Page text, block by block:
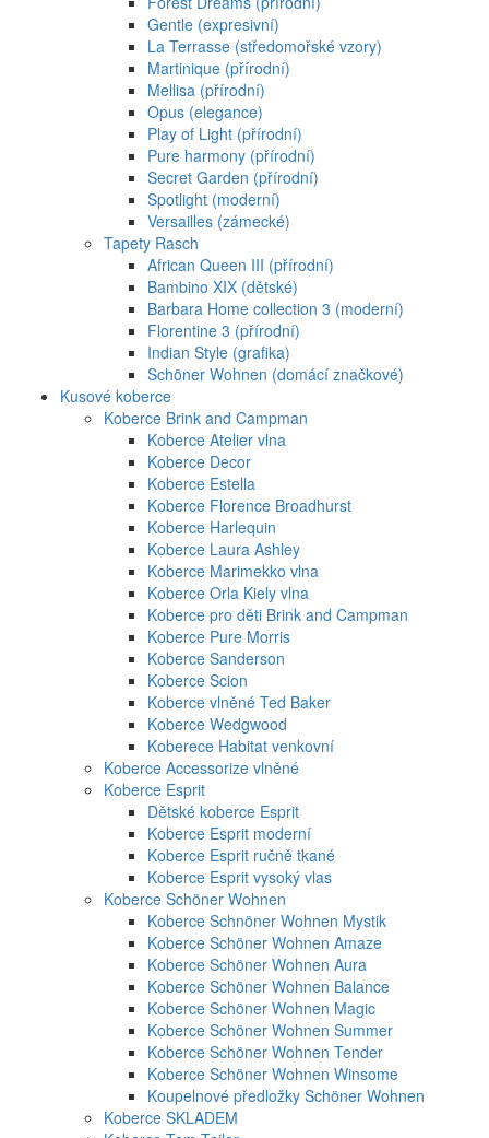
Gentle (expresivní)
La Terrasse (středomořské vzory)
Martinique (přírodní)
Mellisa (přírodní)
Opus (elegance)
Play of Light (přírodní)
Pure harmony (přírodní)
Secret Garden (přírodní)
Spotlight (moderní)
Versailles (zámecké)
Tapety Rasch
African Queen III (přírodní)
Bambino XIX (dětské)
Barbara Home collection 3 (moderní)
Florentine 3 (přírodní)
Indian Style (grafika)
Schöner Wohnen (domácí značkové)
Kusové koberce
Koberce Brink and Campman
Koberce Atelier vlna
Koberce Decor
Koberce Estella
Koberce Florence Broadhurst
Koberce Harlequin
Koberce Laura Ashley
Koberce Marimekko vlna
Koberce Orla Kiely vlna
Koberce pro děti Brink and Campman
Koberce Pure Morris
Koberce Sanderson
Koberce Scion
Koberce vlněné Ted Baker
Koberce Wedgwood
Koberece Habitat venkovní
Koberce Accessorize vlněné
Koberce Esprit
Dětské koberce Esprit
Koberce Esprit moderní
Koberce Esprit ručně tkané
Koberce Esprit vysoký vlas
Koberce Schöner Wohnen
Koberce Schnöner Wohnen Mystik
Koberce Schöner Wohnen Amaze
Koberce Schöner Wohnen Aura
Koberce Schöner Wohnen Balance
Koberce Schöner Wohnen Magic
Koberce Schöner Wohnen Summer
Koberce Schöner Wohnen Tender
Koberce Schöner Wohnen Winsome
Koupelnové předložky Schöner Wohnen
Koberce SKLADEM